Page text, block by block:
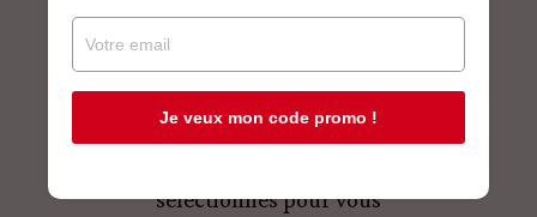
sélectionnés pour vous
Je veux mon code promo !